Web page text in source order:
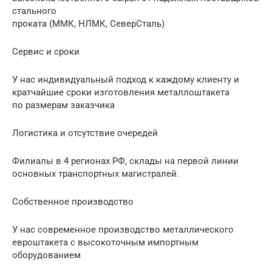
стального
проката (ММК, НЛМК, СеверСталь)
Сервис и сроки
У нас индивидуальный подход к каждому клиенту и
кратчайшие сроки изготовления металлоштакета
по размерам заказчика
Логистика и отсутствие очередей
Филиалы в 4 регионах РФ, склады на первой линии
основных транспортных магистралей.
Собственное производство
У нас современное производство металлического
евроштакета с высокоточным импортным
оборудованием